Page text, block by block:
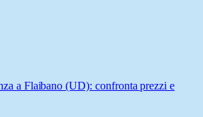
a Flaibano (UD): confronta prezzi e